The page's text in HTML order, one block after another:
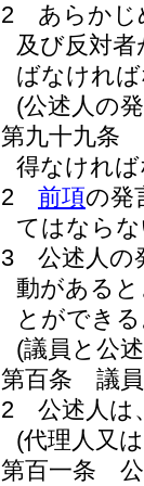
2
あらかじ
及び反対
ばなけれ
(公述人の
第九十九条
得なけれ
2
前項の発
てはなら
3
公述人の
動がある
とができ
(議員と公
第百条
議
2
公述人は
(代理人又
第百一条